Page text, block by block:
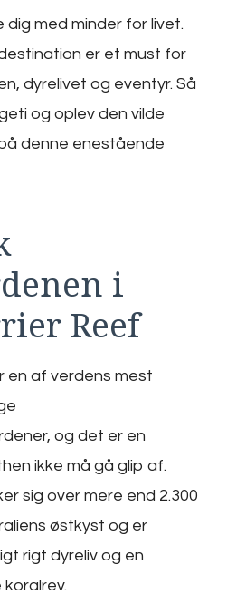
med minder for livet.
er et must for
dyrelivet og eventyr. Så
og oplev den vilde
denne enestående
i
Reef
en af verdens mest
og det er en
ikke må gå glip af.
sig over mere end 2.300
østkyst og er
rigt dyreliv og en